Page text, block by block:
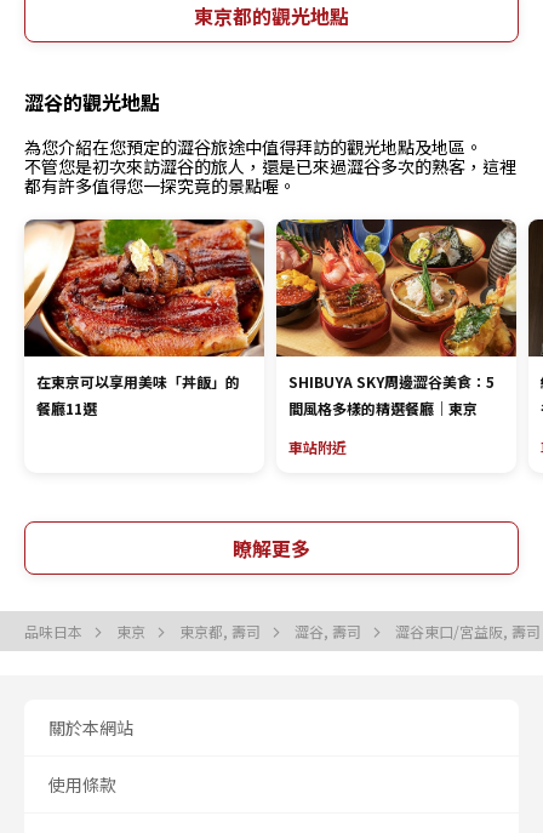
東京都的觀光地點
澀谷的觀光地點
為您介紹在您預定的澀谷旅途中值得拜訪的觀光地點及地區。
不管您是初次來訪澀谷的旅人，還是已來過澀谷多次的熟客，這裡
都有許多值得您一探究竟的景點喔。
在東京可以享用美味「丼飯」的
餐廳11選
SHIBUYA SKY周邊澀谷美食：5
間風格多樣的精選餐廳｜東京
車站附近
瞭解更多
品味日本 東京 東京都, 壽司 澀谷, 壽司 澀谷東口/宮益阪, 壽司
關於本網站
使用條款